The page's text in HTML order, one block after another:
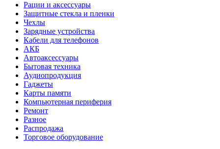
Рации и аксессуары
Защитные стекла и пленки
Чехлы
Зарядные устройства
Кабели для телефонов
АКБ
Автоаксессуары
Бытовая техника
Аудиопродукция
Гаджеты
Карты памяти
Компьютерная периферия
Ремонт
Разное
Распродажа
Торговое оборудование